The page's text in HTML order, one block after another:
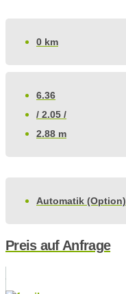
0 km
6.36
/ 2.05 /
2.88 m
Automatik (Option)
Preis auf Anfrage